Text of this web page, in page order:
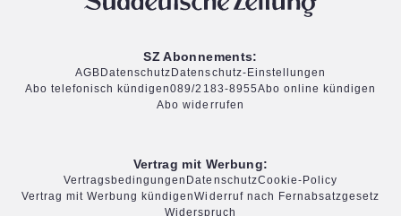
SZ Abonnements:
AGB Datenschutz Datenschutz-Einstellungen
Abo telefonisch kündigen089/2183-8955Abo online kündigen
Abo widerrufen
Vertrag mit Werbung:
Vertragsbedingungen DatenschutzCookie-Policy
Vertrag mit Werbung kündigenWiderruf nach Fernabsatzgesetz
Widerspruch